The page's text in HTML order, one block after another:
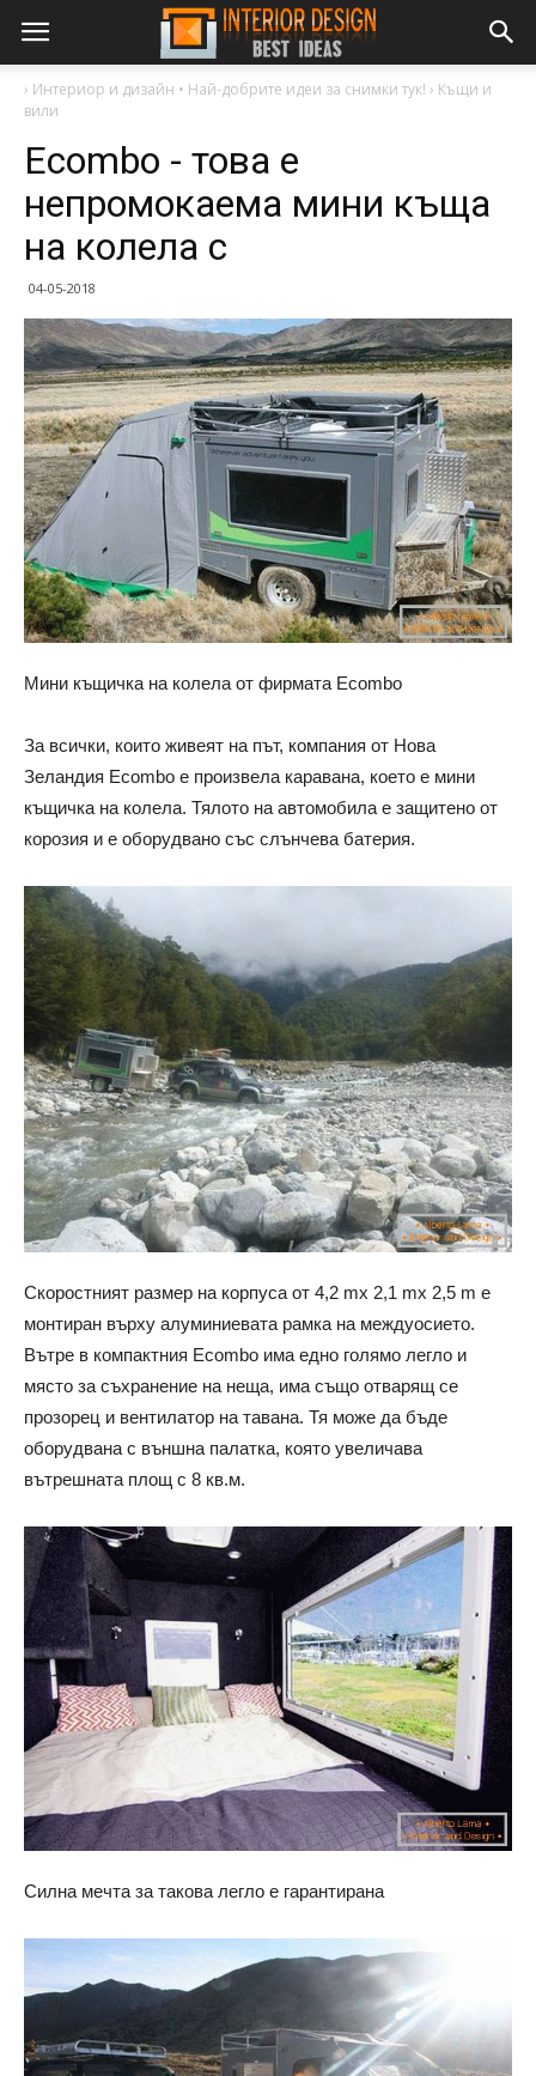
› Интериор и дизайн • Най-добрите идеи за снимки тук! › Къщи и
вили
Ecombo - това е
непромокаема мини къща
на колела с
04-05-2018
Мини къщичка на колела от фирмата Ecombo
За всички, които живеят на път, компания от Нова
Зеландия Ecombo е произвела каравана, което е мини
къщичка на колела. Тялото на автомобила е защитено от
корозия и е оборудвано със слънчева батерия.
Скоростният размер на корпуса от 4,2 mx 2,1 mx 2,5 m е
монтиран върху алуминиевата рамка на междуосието.
Вътре в компактния Ecombo има едно голямо легло и
място за съхранение на неща, има също отварящ се
прозорец и вентилатор на тавана. Тя може да бъде
оборудвана с външна палатка, която увеличава
вътрешната площ с 8 кв.м.
Силна мечта за такова легло е гарантирана